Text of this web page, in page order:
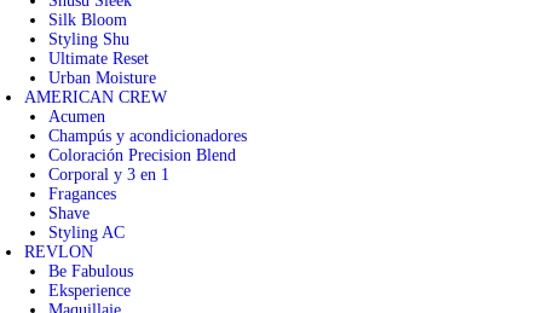
Silk Bloom
Styling Shu
Ultimate Reset
Urban Moisture
AMERICAN CREW
Acumen
Champús y acondicionadores
Coloración Precision Blend
Corporal y 3 en 1
Fragances
Shave
Styling AC
REVLON
Be Fabulous
Eksperience